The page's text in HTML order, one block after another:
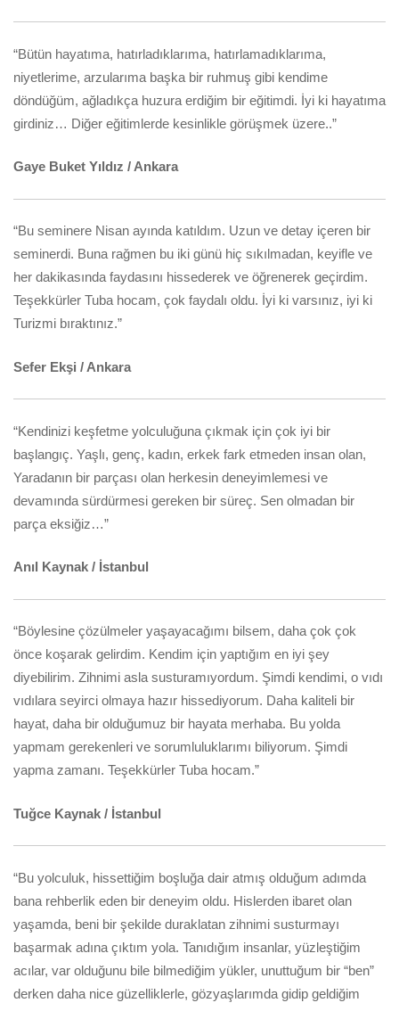
“Bütün hayatıma, hatırladıklarıma, hatırlamadıklarıma,
niyetlerime, arzularıma başka bir ruhmuş gibi kendime
döndüğüm, ağladıkça huzura erdiğim bir eğitimdi. İyi ki hayatıma
girdiniz… Diğer eğitimlerde kesinlikle görüşmek üzere..”
Gaye Buket Yıldız / Ankara
“Bu seminere Nisan ayında katıldım. Uzun ve detay içeren bir
seminerdi. Buna rağmen bu iki günü hiç sıkılmadan, keyifle ve
her dakikasında faydasını hissederek ve öğrenerek geçirdim.
Teşekkürler Tuba hocam, çok faydalı oldu. İyi ki varsınız, iyi ki
Turizmi bıraktınız.”
Sefer Ekşi / Ankara
“Kendinizi keşfetme yolculuğuna çıkmak için çok iyi bir
başlangıç. Yaşlı, genç, kadın, erkek fark etmeden insan olan,
Yaradanın bir parçası olan herkesin deneyimlemesi ve
devamında sürdürmesi gereken bir süreç. Sen olmadan bir
parça eksiğiz…”
Anıl Kaynak / İstanbul
“Böylesine çözülmeler yaşayacağımı bilsem, daha çok çok
önce koşarak gelirdim. Kendim için yaptığım en iyi şey
diyebilirim. Zihnimi asla susturamıyordum. Şimdi kendimi, o vıdı
vıdılara seyirci olmaya hazır hissediyorum. Daha kaliteli bir
hayat, daha bir olduğumuz bir hayata merhaba. Bu yolda
yapmam gerekenleri ve sorumluluklarımı biliyorum. Şimdi
yapma zamanı. Teşekkürler Tuba hocam.”
Tuğce Kaynak / İstanbul
“Bu yolculuk, hissettiğim boşluğa dair atmış olduğum adımda
bana rehberlik eden bir deneyim oldu. Hislerden ibaret olan
yaşamda, beni bir şekilde duraklatan zihnimi susturmayı
başarmak adına çıktım yola. Tanıdığım insanlar, yüzleştiğim
acılar, var olduğunu bile bilmediğim yükler, unuttuğum bir “ben”
derken daha nice güzelliklerle, gözyaşlarımda gidip geldiğim